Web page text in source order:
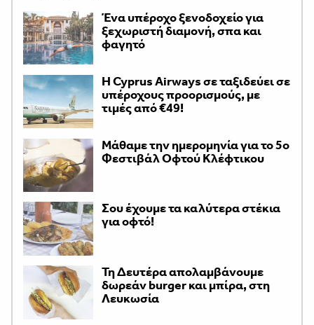
Ένα υπέροχο ξενοδοχείο για
ξεχωριστή διαμονή, σπα και
φαγητό
H Cyprus Airways σε ταξιδεύει σε
υπέροχους προορισμούς, με
τιμές από €49!
Μάθαμε την ημερομηνία για το 5ο
Φεστιβάλ Οφτού Κλέφτικου
Σου έχουμε τα καλύτερα στέκια
για οφτό!
Τη Δευτέρα απολαμβάνουμε
δωρεάν burger και μπίρα, στη
Λευκωσία